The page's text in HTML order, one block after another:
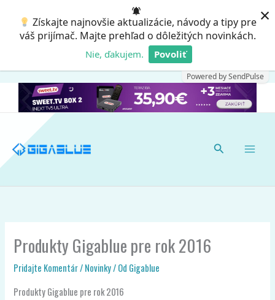
Získajte najnovšie aktualizácie, návody a tipy pre
váš prijímač. Majte prehľad o dôležitých novinkách.
Nie, ďakujem. Povoliť
Powered by SendPulse
×
Hľadať
Produkty Gigablue pre rok 2016
Pridajte Komentár/Novinky/ Od Gigablue
Produkty Gigablue pre rok 2016